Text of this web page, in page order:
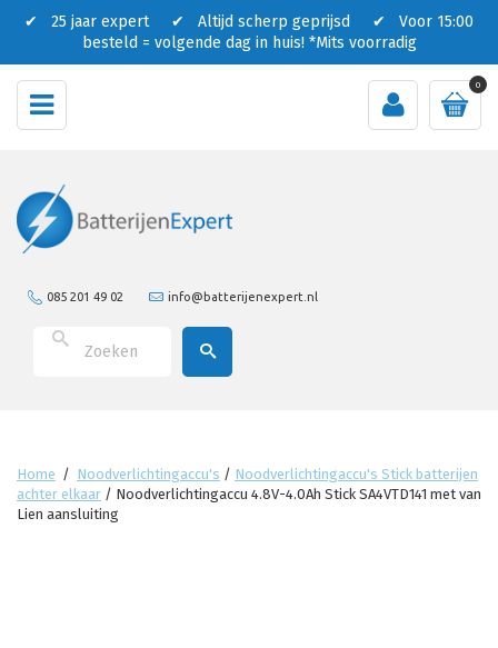
✔ 25 jaar expert ✔ Altijd scherp geprijsd ✔ Voor 15:00
besteld = volgende dag in huis! *Mits voorradig
0
085 201 49 02 info@batterijenexpert.nl
Home / Noodverlichtingaccu's / Noodverlichtingaccu's Stick batterijen
achter elkaar / Noodverlichtingaccu 4.8V-4.0Ah Stick SA4VTD141 met van
Lien aansluiting